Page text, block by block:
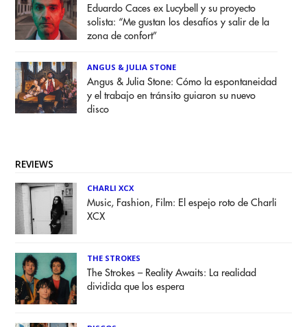
Eduardo Caces ex Lucybell y su proyecto
solista: “Me gustan los desafíos y salir de la
zona de confort”
ANGUS & JULIA STONE
Angus & Julia Stone: Cómo la espontaneidad
y el trabajo en tránsito guiaron su nuevo
disco
REVIEWS
CHARLI XCX
Music, Fashion, Film: El espejo roto de Charli
XCX
THE STROKES
The Strokes – Reality Awaits: La realidad
dividida que los espera